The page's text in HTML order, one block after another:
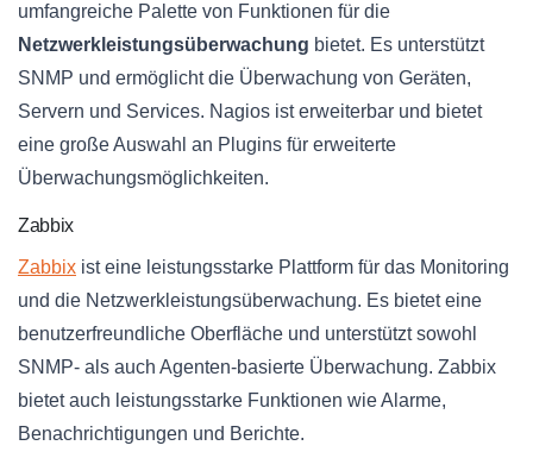
umfangreiche Palette von Funktionen für die
Netzwerkleistungsüberwachung bietet. Es unterstützt
SNMP und ermöglicht die Überwachung von Geräten,
Servern und Services. Nagios ist erweiterbar und bietet
eine große Auswahl an Plugins für erweiterte
Überwachungsmöglichkeiten.
Zabbix
Zabbix ist eine leistungsstarke Plattform für das Monitoring
und die Netzwerkleistungsüberwachung. Es bietet eine
benutzerfreundliche Oberfläche und unterstützt sowohl
SNMP- als auch Agenten-basierte Überwachung. Zabbix
bietet auch leistungsstarke Funktionen wie Alarme,
Benachrichtigungen und Berichte.